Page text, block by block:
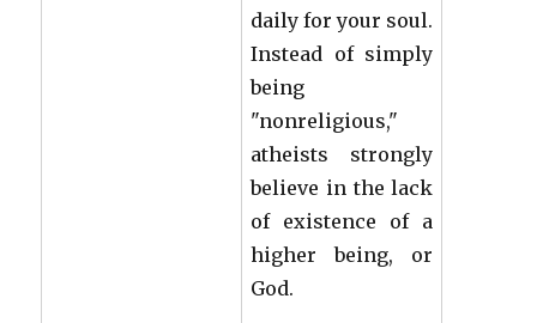
daily for your soul.
Instead of simply
being
"nonreligious,"
atheists strongly
believe in the lack
of existence of a
higher being, or
God.